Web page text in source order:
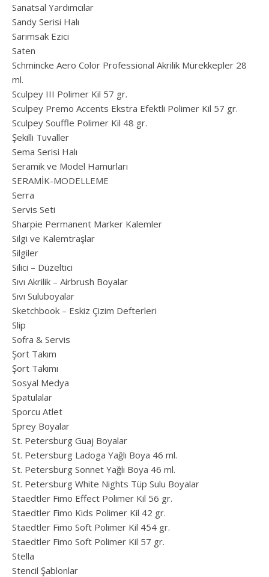
Sanatsal Yardımcılar
Sandy Serisi Halı
Sarımsak Ezici
Saten
Schmincke Aero Color Professional Akrilik Mürekkepler 28
ml.
Sculpey III Polimer Kil 57 gr.
Sculpey Premo Accents Ekstra Efektli Polimer Kil 57 gr.
Sculpey Souffle Polimer Kil 48 gr.
Şekilli Tuvaller
Sema Serisi Halı
Seramik ve Model Hamurları
SERAMİK-MODELLEME
Serra
Servis Seti
Sharpie Permanent Marker Kalemler
Silgi ve Kalemtraşlar
Silgiler
Silici – Düzeltici
Sıvı Akrilik – Airbrush Boyalar
Sıvı Suluboyalar
Sketchbook – Eskiz Çizim Defterleri
Slip
Sofra & Servis
Şort Takım
Şort Takımı
Sosyal Medya
Spatulalar
Sporcu Atlet
Sprey Boyalar
St. Petersburg Guaj Boyalar
St. Petersburg Ladoga Yağlı Boya 46 ml.
St. Petersburg Sonnet Yağlı Boya 46 ml.
St. Petersburg White Nights Tüp Sulu Boyalar
Staedtler Fimo Effect Polimer Kil 56 gr.
Staedtler Fimo Kids Polimer Kil 42 gr.
Staedtler Fimo Soft Polimer Kil 454 gr.
Staedtler Fimo Soft Polimer Kil 57 gr.
Stella
Stencil Şablonlar